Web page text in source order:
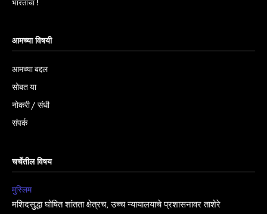
भारताचा !
आमच्या विषयी
आमच्या बद्दल
सोबत या
नोकरी / संधी
संपर्क
चर्चेतील विषय
मुस्लिम
मशिदसुद्धा घोषित शांतता क्षेत्रच, उच्च न्यायालयाचे प्रशासनावर ताशेरे